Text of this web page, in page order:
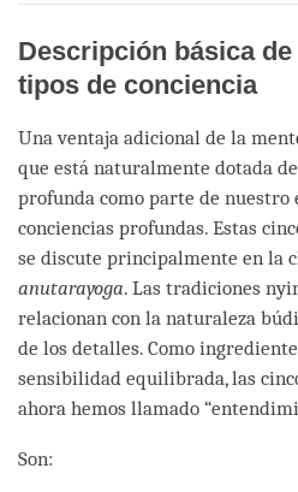
Descripción básica
tipos de conciencia
Una ventaja adicional de la
que está naturalmente dotada
profunda como parte de nuestro
conciencias profundas. Estas
se discute principalmente en la
anutarayoga. Las tradiciones
relacionan con la naturaleza
de los detalles. Como
sensibilidad equilibrada, las
ahora hemos llamado
Son: